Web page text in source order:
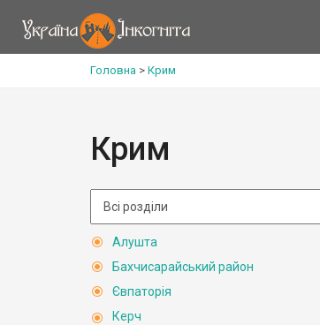
Головна > Крим
Крим
Алушта
Бахчисарайський район
Євпаторія
Керч